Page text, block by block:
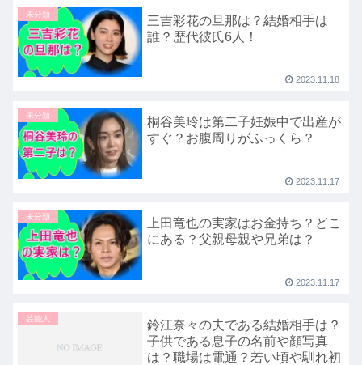
未分類
三吉彩花の旦那は？結婚相手は
誰？歴代彼氏6人！
2023.11.18
未分類
桐谷美玲は第二子妊娠中で出産が
すぐ？お腹周りがふっくら？
2023.11.17
未分類
上田竜也の実家はお金持ち？どこ
にある？父親母親や兄弟は？
2023.11.17
芸能人
鈴江奈々の夫である結婚相手は？
子供である息子の名前や顔写真
は？職場は電通？若い頃や馴れ初